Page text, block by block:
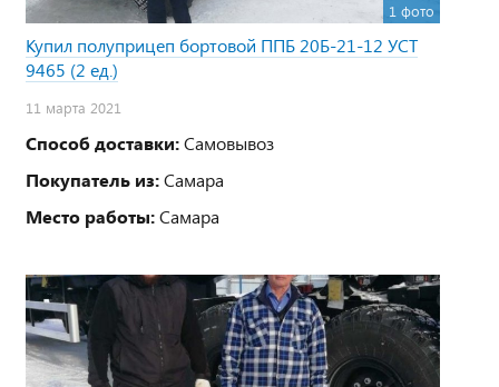
1 фото
Купил полуприцеп бортовой ППБ 20Б-21-12 УСТ
9465 (2 ед.)
11 марта 2021
Способ доставки:Самовывоз
Покупатель из:Самара
Место работы:Самара